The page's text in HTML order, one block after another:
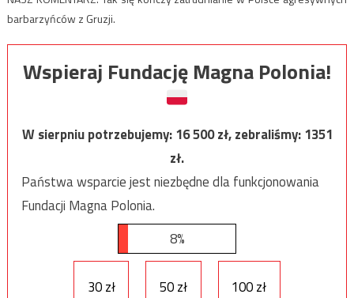
barbarzyńców z Gruzji.
Wspieraj Fundację Magna Polonia!
W sierpniu potrzebujemy:16 500zł, zebraliśmy:1351
zł.
Państwa wsparcie jest niezbędne dla funkcjonowania
Fundacji Magna Polonia.
8%
30 zł 50 zł 100 zł